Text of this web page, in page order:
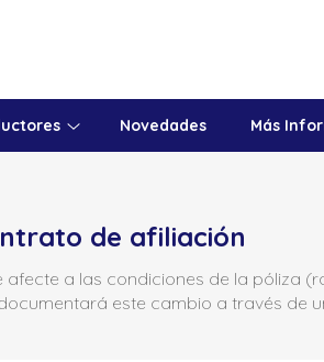
Novedades Más
de afiliación
a las condiciones de la póliza
este cambio a través de